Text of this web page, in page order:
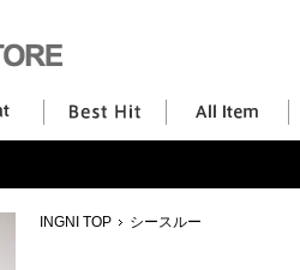
INGNI TOP シースルー